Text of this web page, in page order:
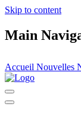
Skip to content
Main
Accueil Nouvelles